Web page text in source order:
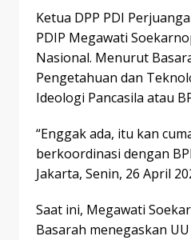
Ketua DPP PDI
PDIP Megawati
Nasional. Menurut
Pengetahuan dan
Ideologi Pancasila atau
“Enggak ada, itu kan
berkoordinasi dengan
Jakarta, Senin, 26 April
Saat ini, Megawati
Basarah menegaskan